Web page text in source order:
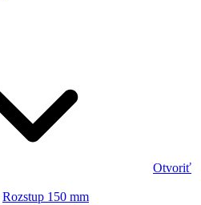
Otvoriť
Rozstup 150 mm